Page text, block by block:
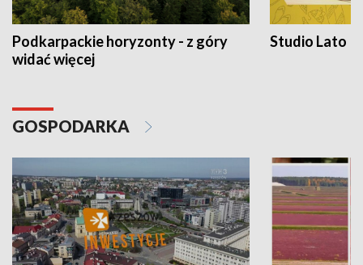
Podkarpackie horyzonty - z góry
widać więcej
Studio Lato
GOSPODARKA